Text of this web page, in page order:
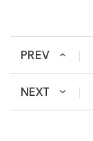
PREV
NEXT